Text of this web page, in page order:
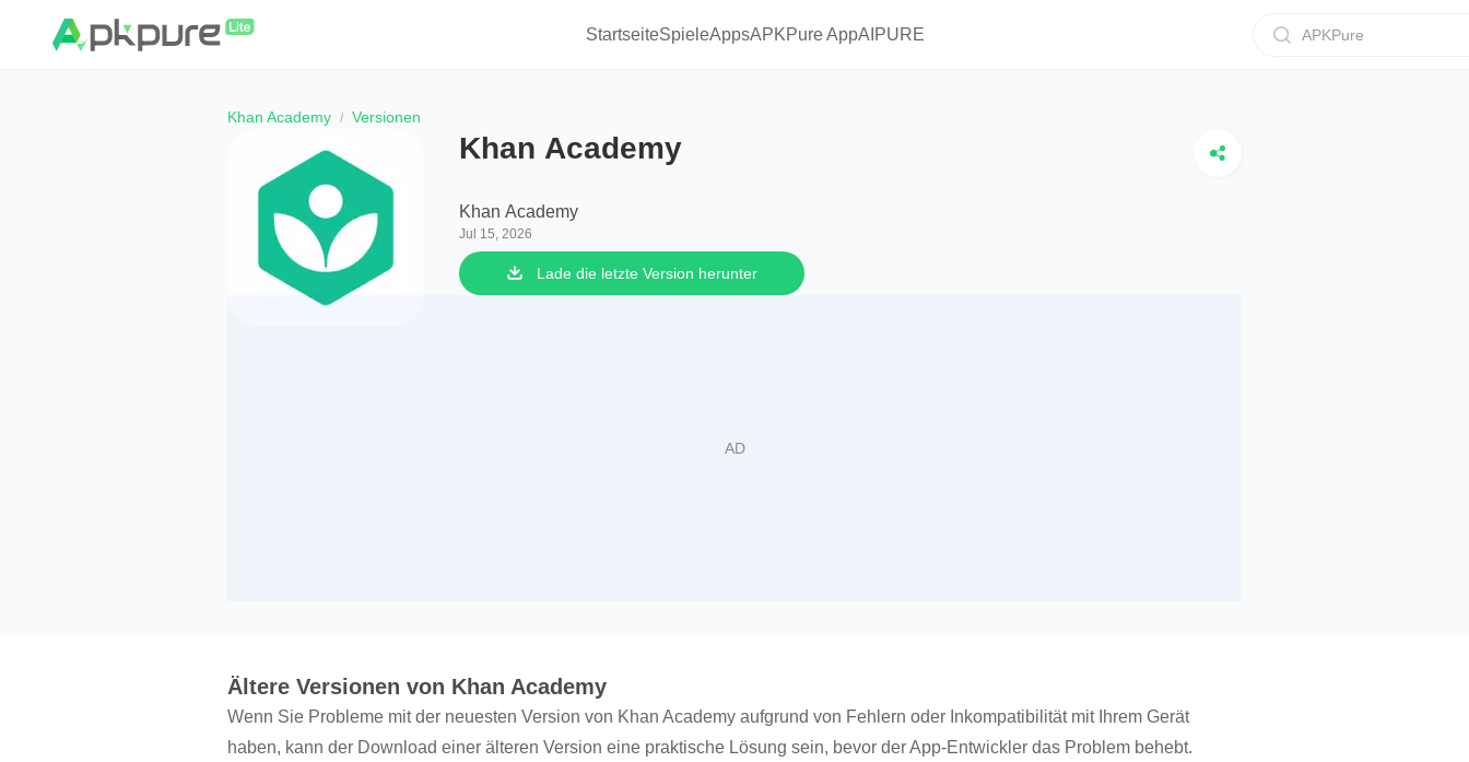
StartseiteSpieleAppsAPKPure AppAIPURE APKPure
Khan Academy Versionen
Khan Academy
Khan Academy
Jul 15, 2026
Lade die letzte Version herunter
Ältere Versionen von Khan Academy
Wenn Sie Probleme mit der neuesten Version von Khan Academy aufgrund von Fehlern oder Inkompatibilität mit Ihrem Gerät
haben, kann der Download einer älteren Version eine praktische Lösung sein, bevor der App-Entwickler das Problem behebt.